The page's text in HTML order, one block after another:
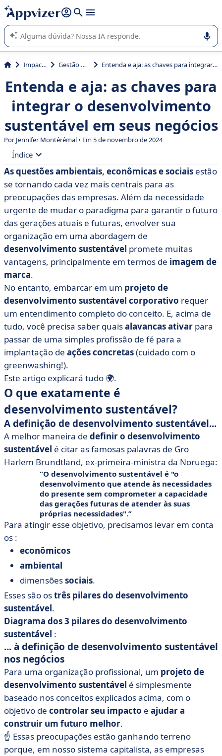
de nossa IA (várias linhas com
A IA do Appvizer o orienta no uso ou na seleção de software
SaaS para sua empresa.
Impacto Gestão RSE Entenda e aja: as chaves para integrar o desenvolvimento sustentável em seus negócios
Entenda e aja: as chaves para
integrar o desenvolvimento
sustentável em seus negócios
PorJennifer Montérémal • Em 5 de novembro de 2024
Índice
• O que exatamente é desenvolvimento sustentável?
• Os desafios do desenvolvimento sustentável nos
negócios
• Por que o desenvolvimento sustentável é uma
oportunidade para as empresas?
• Como o desenvolvimento sustentável pode ser
aplicado em uma empresa? 6 práticas recomendadas
• Desenvolvimento sustentável nos negócios: em
poucas palavras!
As questões ambientais, econômicas e sociais estão
se tornando cada vez mais centrais para as
preocupações das empresas. Além da necessidade
urgente de mudar o paradigma para garantir o futuro
das gerações atuais e futuras, envolver sua
organização em uma abordagem de
desenvolvimento sustentável promete muitas
vantagens, principalmente em termos de imagem de
marca.
No entanto, embarcar em um projeto de
desenvolvimento sustentável corporativo requer
um entendimento completo do conceito. E, acima de
tudo, você precisa saber quaisalavancas ativar para
passar de uma simples profissão de fé para a
implantação de ações concretas(cuidado com o
greenwashing!).
Este artigo explicará tudo 🌍.
O que exatamente é
desenvolvimento sustentável?
A definição de desenvolvimento sustentável...
A melhor maneira de definir o desenvolvimento
sustentável é citar as famosas palavras de Gro
Harlem Brundtland, ex-primeira-ministra da Noruega:
O desenvolvimento sustentável é "o
desenvolvimento que atende às necessidades
do presente sem comprometer a capacidade
das gerações futuras de atender às suas
próprias necessidades".
Para atingir esse objetivo, precisamos levar em conta
os :
econômicos
ambiental
dimensõessociais.
Esses são ostrês pilares do desenvolvimento
sustentável.
Diagrama dos 3 pilares do desenvolvimento
sustentável :
... à definição de desenvolvimento sustentável
nos negócios
Para uma organização profissional, um projeto de
desenvolvimento sustentável é simplesmente
baseado nos conceitos explicados acima, com o
objetivo de controlar seu impacto e ajudar a
construir um futuro melhor.
☝️ Essas preocupações estão ganhando terreno
porque, em nosso sistema capitalista, as empresas